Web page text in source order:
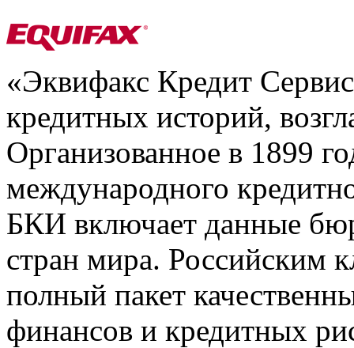
«Эквифакс Кредит
кредитных историй,
Организованное в 1899
международного
БКИ включает данные
стран мира. Российским
полный пакет
финансов и кредитных